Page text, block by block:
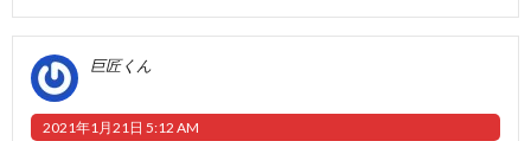
巨匠くん
2021年1月21日 5:12 AM